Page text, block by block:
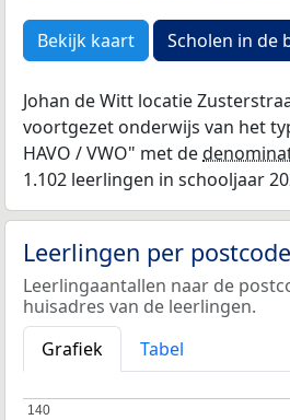
Bekijk kaart Scholen in de
Johan de Witt locatie
voortgezet onderwijs van het
HAVO / VWO" met de
1.102 leerlingen in schooljaar
Leerlingen per postcode
Leerlingaantallen naar de
huisadres van de leerlingen.
Grafiek
Tabel
140
140